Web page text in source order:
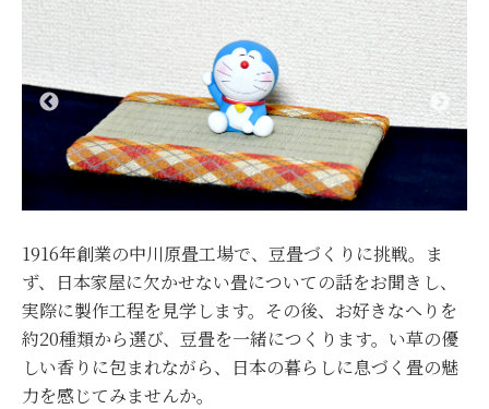
1916年創業の中川原畳工場で、豆畳づくりに挑戦。ま
ず、日本家屋に欠かせない畳についての話をお聞きし、
実際に製作工程を見学します。その後、お好きなへりを
約20種類から選び、豆畳を一緒につくります。い草の優
しい香りに包まれながら、日本の暮らしに息づく畳の魅
力を感じてみませんか。